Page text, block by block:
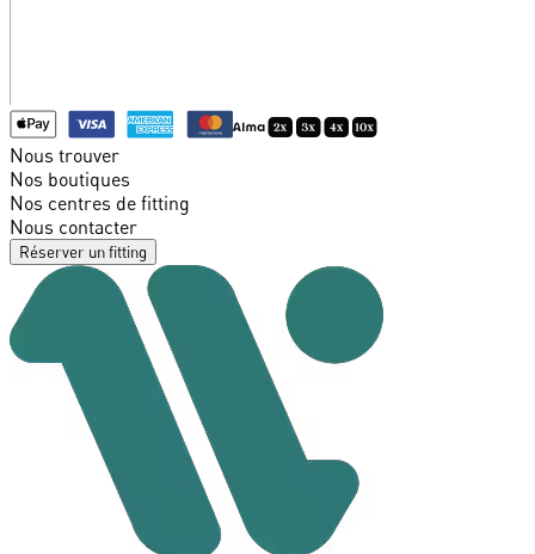
Nous trouver
Nos boutiques
Nos centres de fitting
Nous contacter
Réserver un fitting